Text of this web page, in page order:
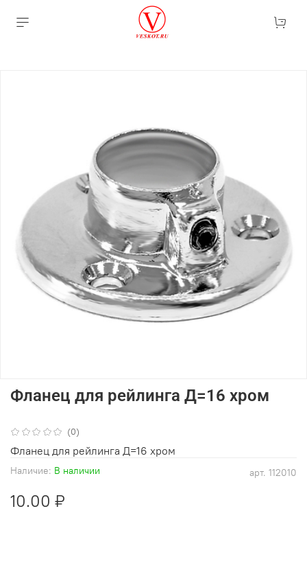
(0)
арт. 112010
Наличие: В наличии
Фланец для рейлинга Д=16 хром
10.00 ₽
Фланец для рейлинга Д=16 хром